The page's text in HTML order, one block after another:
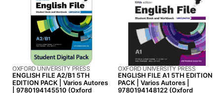
EDITION
Varios
autores
|
9780194145510
PROVEEDOR:
OXFORD UNIVERSITY PRESS
ENGLISH FILE A2/B1 5TH
EDITION PACK | Varios Autores
| 9780194145510 (Oxford
EDITION
PACK
Varios
autores
|
9780194148122
PROVEEDOR:
OXFORD UNIVERSITY PRESS
ENGLISH FILE A1 5TH EDITION
PACK | Varios Autores |
9780194148122 (Oxford